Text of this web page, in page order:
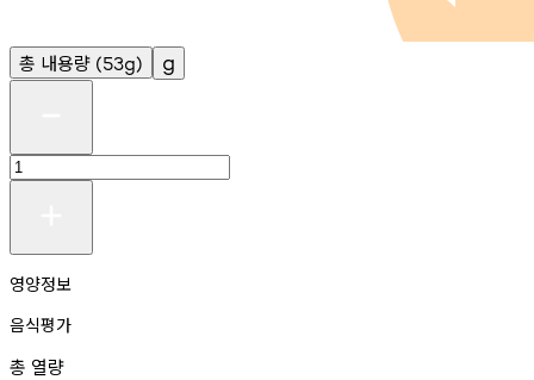
총 내용량 (53g) g
영양정보
음식평가
총 열량